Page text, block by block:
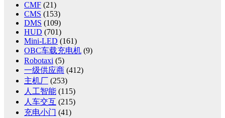
CMF (21)
CMS (153)
DMS (109)
HUD (701)
Mini-LED (161)
OBC车载充电机 (9)
Robotaxi (5)
一级供应商 (412)
主机厂 (253)
人工智能 (115)
人车交互 (215)
充电小门 (41)